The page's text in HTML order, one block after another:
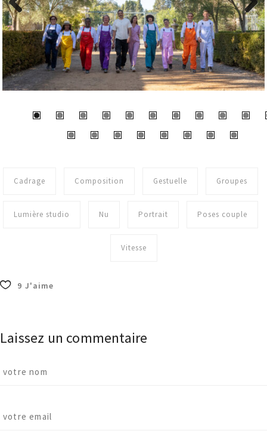
Previous Next
Cadrage Composition Gestuelle Groupes
Lumière studio Nu Portrait Poses couple
Vitesse
9 J'aime
Laissez un commentaire